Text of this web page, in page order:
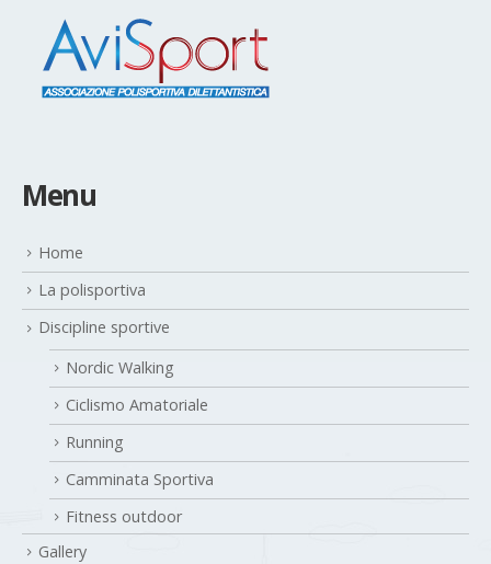
Menu
La polisportiva
Discipline sportive
Nordic Walking
Ciclismo Amatoriale
Running
Camminata Sportiva
Fitness outdoor
Gallery